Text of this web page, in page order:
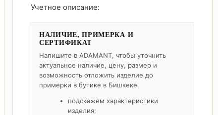
Учетное описание:
НАЛИЧИЕ, ПРИМЕРКА И
СЕРТИФИКАТ
Напишите в ADAMANT, чтобы уточнить
актуальное наличие, цену, размер и
возможность отложить изделие до
примерки в бутике в Бишкеке.
подскажем характеристики
изделия;